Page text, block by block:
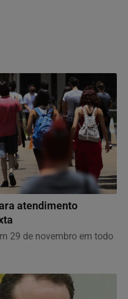
atendimento
29 de novembro em todo